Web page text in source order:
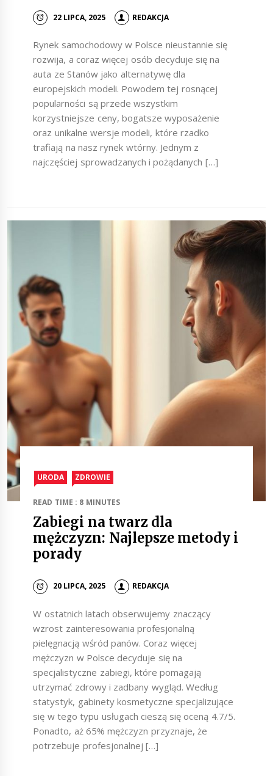
22 LIPCA, 2025 REDAKCJA
Rynek samochodowy w Polsce nieustannie się
rozwija, a coraz więcej osób decyduje się na
auta ze Stanów jako alternatywę dla
europejskich modeli. Powodem tej rosnącej
popularności są przede wszystkim
korzystniejsze ceny, bogatsze wyposażenie
oraz unikalne wersje modeli, które rzadko
trafiają na nasz rynek wtórny. Jednym z
najczęściej sprowadzanych i pożądanych […]
URODA ZDROWIE
READ TIME : 8 MINUTES
Zabiegi na twarz dla
mężczyzn: Najlepsze metody i
porady
20 LIPCA, 2025 REDAKCJA
W ostatnich latach obserwujemy znaczący
wzrost zainteresowania profesjonalną
pielęgnacją wśród panów. Coraz więcej
mężczyzn w Polsce decyduje się na
specjalistyczne zabiegi, które pomagają
utrzymać zdrowy i zadbany wygląd. Według
statystyk, gabinety kosmetyczne specjalizujące
się w tego typu usługach cieszą się oceną 4.7/5.
Ponadto, aż 65% mężczyzn przyznaje, że
potrzebuje profesjonalnej […]